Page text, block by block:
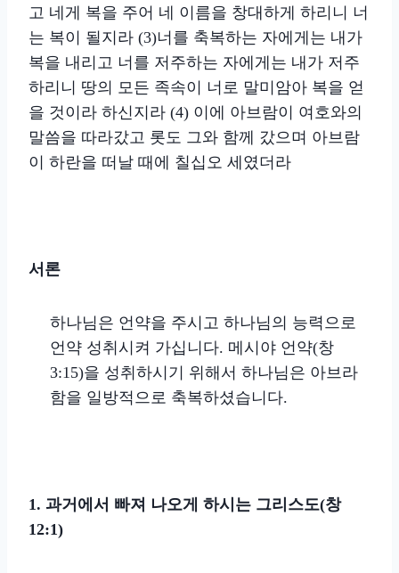
고 네게 복을 주어 네 이름을 창대하게 하리니 너
는 복이 될지라 (3)너를 축복하는 자에게는 내가
복을 내리고 너를 저주하는 자에게는 내가 저주
하리니 땅의 모든 족속이 너로 말미암아 복을 얻
을 것이라 하신지라 (4) 이에 아브람이 여호와의
말씀을 따라갔고 롯도 그와 함께 갔으며 아브람
이 하란을 떠날 때에 칠십오 세였더라
서론
하나님은 언약을 주시고 하나님의 능력으로
언약 성취시켜 가십니다. 메시야 언약(창
3:15)을 성취하시기 위해서 하나님은 아브라
함을 일방적으로 축복하셨습니다.
1. 과거에서 빠져 나오게 하시는 그리스도(창
12:1)